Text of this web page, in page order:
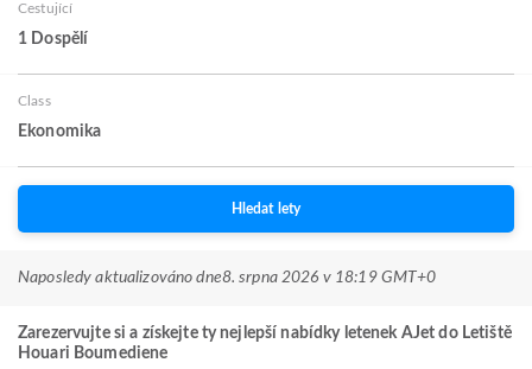
Cestující
1 Dospělí
Class
Ekonomika
Hledat lety
Naposledy aktualizováno dne8. srpna 2026 v 18:19 GMT+0
Zarezervujte si a získejte ty nejlepší nabídky letenek AJet do Letiště
Houari Boumediene